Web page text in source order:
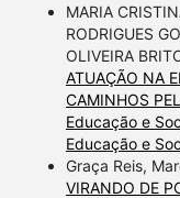
MARIA
RODRIGUES
OLIVEIRA
ATUAÇÃO NA
CAMINHOS
Educação e
Educação e
Graça Reis,
VIRANDO DE